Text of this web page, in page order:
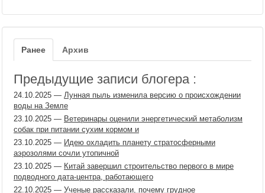
Ранее Архив
Предыдущие записи блогера :
24.10.2025 — Лунная пыль изменила версию о происхождении
воды на Земле
23.10.2025 — Ветеринары оценили энергетический метаболизм
собак при питании сухим кормом и
23.10.2025 — Идею охладить планету стратосферными
аэрозолями сочли утопичной
23.10.2025 — Китай завершил строительство первого в мире
подводного дата-центра, работающего
22.10.2025 — Ученые рассказали, почему грудное